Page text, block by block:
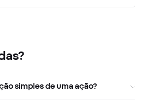
simples de uma ação?